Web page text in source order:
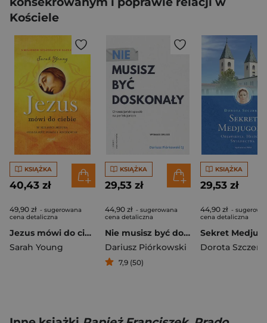
Kościele
KSIĄŻKA
40,43 zł
49,90 zł - sugerowana
cena detaliczna
Jezus mówi do ciebie
Sarah Young
KSIĄŻKA
29,53 zł
44,90 zł - sugerowana
cena detaliczna
Nie musisz być doskonały Chrześcijański sposób na perfekcjonizm
Dariusz Piórkowski
7,9 (50)
KSIĄŻKA
29,53 zł
44,90 zł -
cena detaliczna
Sekret
Dorota